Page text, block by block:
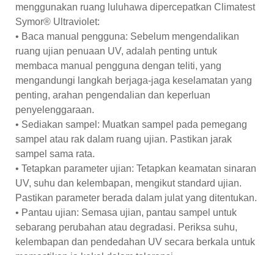
menggunakan ruang luluhawa dipercepatkan Climatest
Symor® Ultraviolet:
• Baca manual pengguna: Sebelum mengendalikan
ruang ujian penuaan UV, adalah penting untuk
membaca manual pengguna dengan teliti, yang
mengandungi langkah berjaga-jaga keselamatan yang
penting, arahan pengendalian dan keperluan
penyelenggaraan.
• Sediakan sampel: Muatkan sampel pada pemegang
sampel atau rak dalam ruang ujian. Pastikan jarak
sampel sama rata.
• Tetapkan parameter ujian: Tetapkan keamatan sinaran
UV, suhu dan kelembapan, mengikut standard ujian.
Pastikan parameter berada dalam julat yang ditentukan.
• Pantau ujian: Semasa ujian, pantau sampel untuk
sebarang perubahan atau degradasi. Periksa suhu,
kelembapan dan pendedahan UV secara berkala untuk